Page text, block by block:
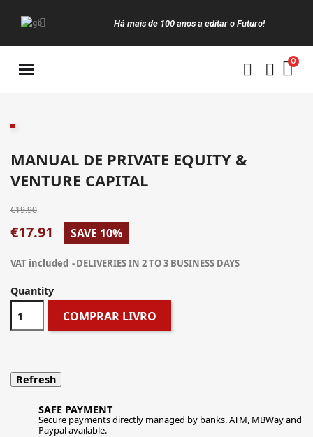
Há mais de 100 anos a editar o Futuro!
MANUAL DE PRIVATE EQUITY &
VENTURE CAPITAL
€19.90
€17.91 SAVE 10%
VAT included DELIVERIES IN 2 TO 3 BUSINESS DAYS
Quantity
COMPRAR LIVRO
SAFE PAYMENT
Secure payments directly managed by banks. ATM, MBWay and
Paypal available.